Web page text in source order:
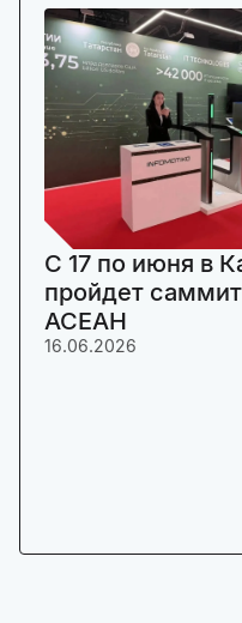
C 17 по июня в
пройдет
АСЕАН
16.06.2026